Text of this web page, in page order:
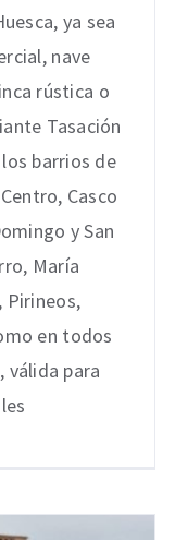
ya sea
nave
rústica o
Tasación
barrios de
Casco
y San
María
Pirineos,
en todos
válida para